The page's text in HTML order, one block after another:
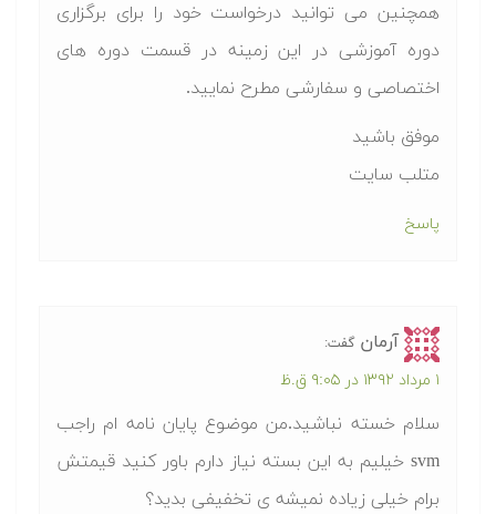
همچنین می توانید درخواست خود را برای برگزاری
دوره آموزشی در این زمینه در قسمت دوره های
اختصاصی و سفارشی مطرح نمایید.
موفق باشید
متلب سایت
پاسخ
آرمان گفت:
۱ مرداد ۱۳۹۲ در ۹:۰۵ ق.ظ
سلام خسته نباشید.من موضوع پایان نامه ام راجب
svm خیلیم به این بسته نیاز دارم باور کنید قیمتش
برام خیلی زیاده نمیشه ی تخفیفی بدید؟